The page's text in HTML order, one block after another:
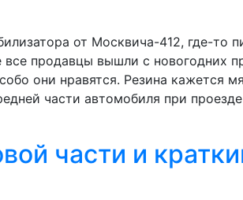
от Москвича-412, где-то
продавцы вышли с новогодних
они нравятся. Резина кажется
части автомобиля при
части и